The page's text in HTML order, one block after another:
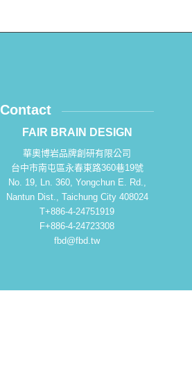
Contact
FAIR BRAIN DESIGN
華奧博岩品牌創研有限公司
台中市南屯區永春東路360巷19號
No. 19, Ln. 360, Yongchun E. Rd.,
Nantun Dist., Taichung City 408024
T+886-4-24751919
F+886-4-24723308
fbd@fbd.tw